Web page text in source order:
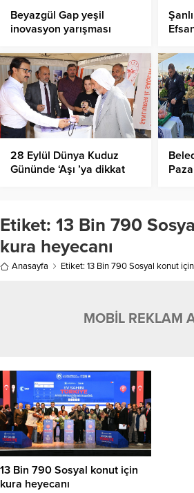
Beyazgül Gap yeşil
inovasyon yarışması
araya geldi
28 Eylül Dünya Kuduz
Gününde ‘Aşı ’ya dikkat
Etiket: 13 Bin 790
kura heyecanı
Anasayfa Etiket: 13 Bin 790 Sosyal konut
MOBİL REKLAM
13 Bin 790 Sosyal konut için
kura heyecanı